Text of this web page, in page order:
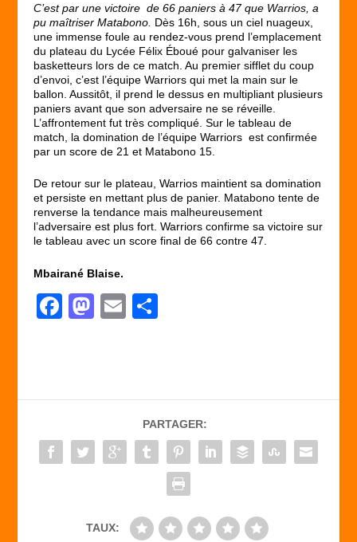
C’est par une victoire de 66 paniers à 47 que Warrios, a
pu maîtriser Matabono. Dès 16h, sous un ciel nuageux,
une immense foule au rendez-vous prend l’emplacement
du plateau du Lycée Félix Éboué pour galvaniser les
basketteurs lors de ce match. Au premier sifflet du coup
d’envoi, c’est l’équipe Warriors qui met la main sur le
ballon. Aussitôt, il prend le dessus en multipliant plusieurs
paniers avant que son adversaire ne se réveille.
L’affrontement fut très compliqué. Sur le tableau de
match, la domination de l’équipe Warriors est confirmée
par un score de 21 et Matabono 15.
De retour sur le plateau, Warrios maintient sa domination
et persiste en mettant plus de panier. Matabono tente de
renverse la tendance mais malheureusement
l’adversaire est plus fort. Warriors confirme sa victoire sur
le tableau avec un score final de 66 contre 47.
Mbairané Blaise.
F
b
o
o
M
d
o
n
E
er
PARTAGER:
TAUX: